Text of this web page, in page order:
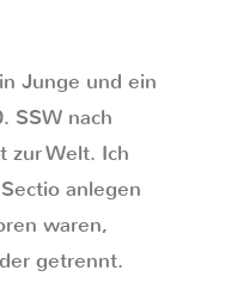
Junge und ein
SSW nach
zur Welt. Ich
anlegen
waren,
getrennt.